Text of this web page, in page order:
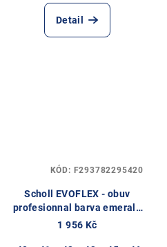
Detail
Scholl EVOFLEX - obuv
profesionnal barva emerald
námořnická modř
1 956 Kč
KÓD: F293782295420